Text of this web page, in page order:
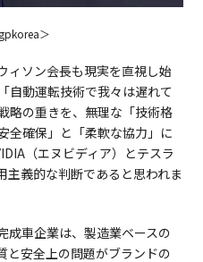
＞
ィソン会長も現実を直視し始
自動運転技術で我々は遅れて
略の重きを、無理な「技術格
全確保」と「柔軟な協力」に
（エヌビディア）とテスラ
主義的な判断であると思われま
成車企業は、製造業ベースの
と安全上の問題がブランドの